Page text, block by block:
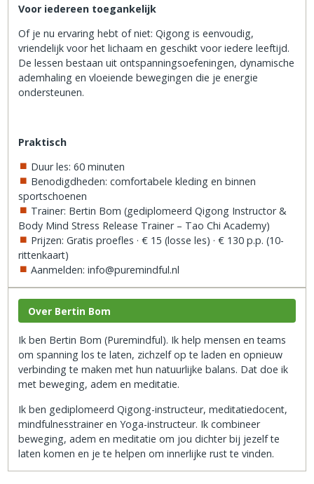
Voor iedereen toegankelijk
Of je nu ervaring hebt of niet: Qigong is eenvoudig,
vriendelijk voor het lichaam en geschikt voor iedere leeftijd.
De lessen bestaan uit ontspanningsoefeningen, dynamische
ademhaling en vloeiende bewegingen die je energie
ondersteunen.
Praktisch
Duur les: 60 minuten
Benodigdheden: comfortabele kleding en binnen
sportschoenen
Trainer: Bertin Bom (gediplomeerd Qigong Instructor &
Body Mind Stress Release Trainer – Tao Chi Academy)
Prijzen: Gratis proefles · € 15 (losse les) · € 130 p.p. (10-
rittenkaart)
Aanmelden: info@puremindful.nl
Over Bertin Bom
Ik ben Bertin Bom (Puremindful). Ik help mensen en teams
om spanning los te laten, zichzelf op te laden en opnieuw
verbinding te maken met hun natuurlijke balans. Dat doe ik
met beweging, adem en meditatie.
Ik ben gediplomeerd Qigong-instructeur, meditatiedocent,
mindfulnesstrainer en Yoga-instructeur. Ik combineer
beweging, adem en meditatie om jou dichter bij jezelf te
laten komen en je te helpen om innerlijke rust te vinden.